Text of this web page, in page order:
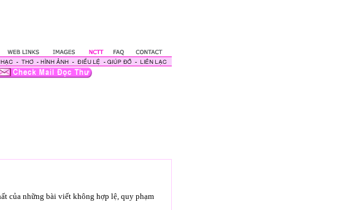
của những bài viết không hợp lệ, quy phạm